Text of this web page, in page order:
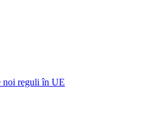
noi reguli în UE